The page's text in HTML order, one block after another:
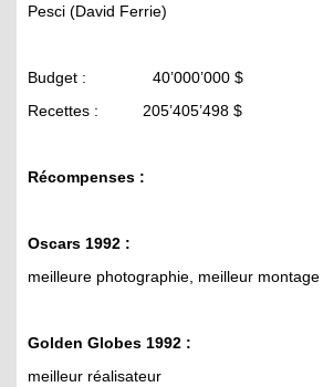
Pesci (David Ferrie)
Budget : 40’000’000 $
Recettes : 205’405’498 $
Récompenses :
Oscars 1992 :
meilleure photographie, meilleur montage
Golden Globes 1992 :
meilleur réalisateur